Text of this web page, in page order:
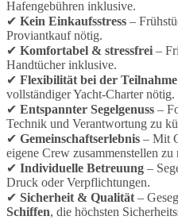
Hafengebühren inklusive.
✔ Kein Einkaufsstress –
Proviantkauf nötig.
✔ Komfortabel & stressfrei –
Handtücher inklusive.
✔ Flexibilität bei der Teilnahme
vollständiger Yacht-Charter nötig.
✔ Entspannter Segelgenuss –
Technik und Verantwortung zu
✔ Gemeinschaftserlebnis – Mit
eigene Crew zusammenstellen zu
✔ Individuelle Betreuung –
Druck oder Verpflichtungen.
✔ Sicherheit & Qualität–
Schiffen, die höchsten